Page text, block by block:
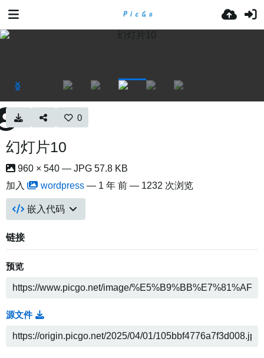
0
幻灯片10
960 × 540 — JPG 57.8 KB
加入
wordpress — 1 年 前 — 1232 次浏览
嵌入代码
链接
预览
源文件